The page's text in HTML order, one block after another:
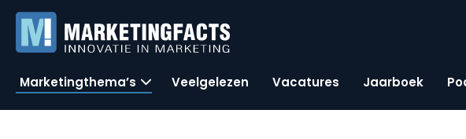
Marketingthema’s Veelgelezen Vacatures Jaarboek